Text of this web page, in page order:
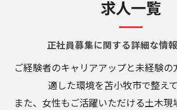
求人一覧
正社員募集に関する詳細な情
ご経験者のキャリアアップと未経験
適した環境を苫小牧市で整えて
また、女性もご活躍いただける土木